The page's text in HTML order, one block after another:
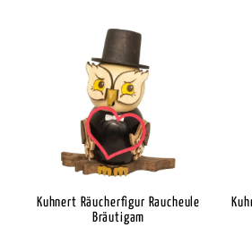
Kuhnert Räucherfigur Raucheule
Bräutigam